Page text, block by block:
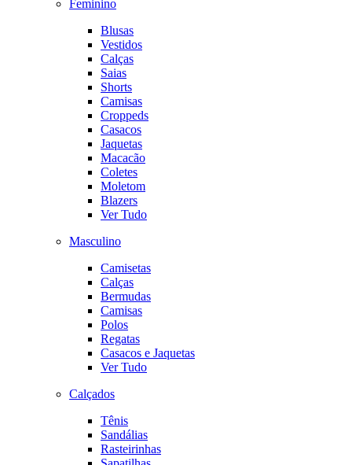
Feminino
Blusas
Vestidos
Calças
Saias
Shorts
Camisas
Croppeds
Casacos
Jaquetas
Macacão
Coletes
Moletom
Blazers
Ver Tudo
Masculino
Camisetas
Calças
Bermudas
Camisas
Polos
Regatas
Casacos e Jaquetas
Ver Tudo
Calçados
Tênis
Sandálias
Rasteirinhas